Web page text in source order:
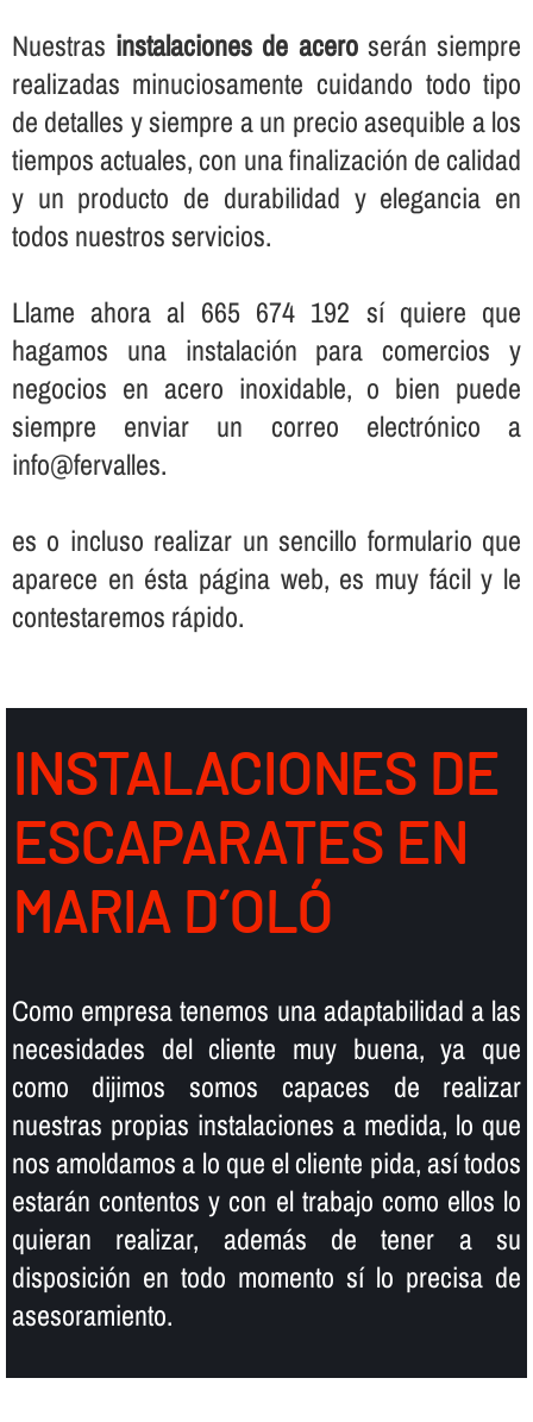
Nuestras instalaciones de aceroserán siempre
realizadas minuciosamente cuidando todo tipo
de detalles y siempre a un precio asequible a los
tiempos actuales, con una finalización de calidad
y un producto de durabilidad y elegancia en
todos nuestros servicios.
Llame ahora al 665 674 192 sí­ quiere que
hagamos una instalación para comercios y
negocios en acero inoxidable, o bien puede
siempre enviar un correo electrónico a
info@fervalles.
es o incluso realizar un sencillo formulario que
aparece en ésta página web, es muy fácil y le
contestaremos rápido.
INSTALACIONES DE
ESCAPARATES EN
MARIA D´OLÓ
Como empresa tenemos una adaptabilidad a las
necesidades del cliente muy buena, ya que
como dijimos somos capaces de realizar
nuestras propias instalaciones a medida, lo que
nos amoldamos a lo que el cliente pida, así­ todos
estarán contentos y con el trabajo como ellos lo
quieran realizar, además de tener a su
disposición en todo momento sí­ lo precisa de
asesoramiento.